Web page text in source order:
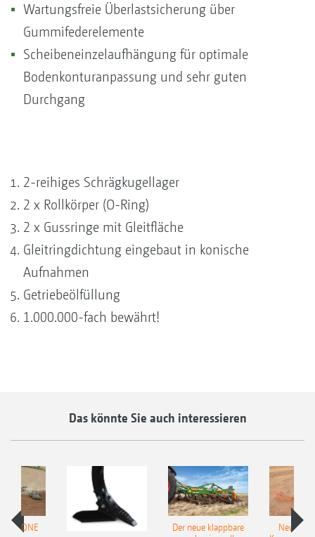
Wartungsfreie Überlastsicherung über
Gummifederelemente
Scheibeneinzelaufhängung für optimale
Bodenkonturanpassung und sehr guten
Durchgang
2-reihiges Schrägkugellager
2 x Rollkörper (O-Ring)
2 x Gussringe mit Gleitfläche
Gleitringdichtung eingebaut in konische
Aufnahmen
Getriebeölfüllung
1.000.000-fach bewährt!
Das könnte Sie auch interessieren
Der neue klappbare
Neue